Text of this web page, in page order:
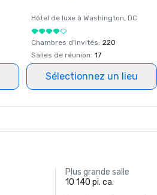
Hôtel de luxe à Washington, DC
Chambres d’invités: 220
Salles de réunion: 17
Sélectionnez un lieu
Plus grande salle
10 140 pi. ca.